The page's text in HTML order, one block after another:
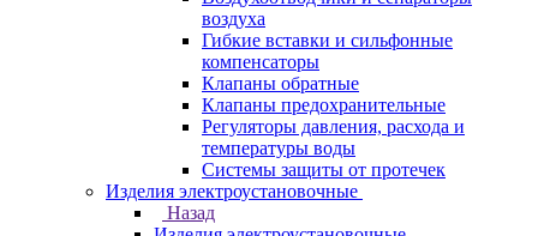
воздуха
Гибкие вставки и сильфонные
компенсаторы
Клапаны обратные
Клапаны предохранительные
Регуляторы давления, расхода и
температуры воды
Системы защиты от протечек
Изделия электроустановочные
Назад